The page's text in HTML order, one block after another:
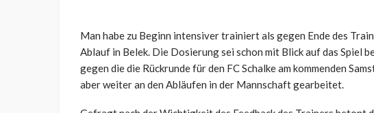
Man habe zu Beginn intensiver trainiert als gegen Ende des
Ablauf in Belek. Die Dosierung sei schon mit Blick auf das Spiel
gegen die die Rückrunde für den FC Schalke am kommenden
aber weiter an den Abläufen in der Mannschaft gearbeitet.